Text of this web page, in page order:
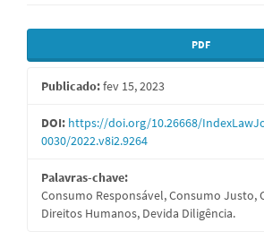
Barra
lateral
de
artigos
PDF
Publicado:fev 15, 2023
DOI: https://doi.org/10.26668/
0030/2022.v8i2.9264
Palavras-chave:
Consumo Responsável, Consumo Justo,
Direitos Humanos, Devida Diligência.